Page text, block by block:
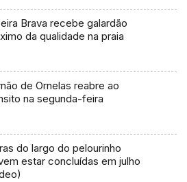
Brava recebe galardão
da qualidade na praia
de Ornelas reabre ao
na segunda-feira
do largo do pelourinho
estar concluídas em julho